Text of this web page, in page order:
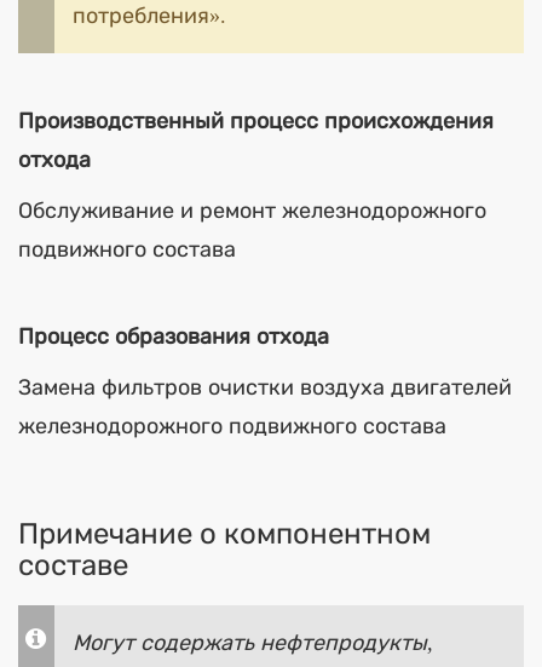
потребления».
Производственный процесс происхождения
отхода
Обслуживание и ремонт железнодорожного
подвижного состава
Процесс образования отхода
Замена фильтров очистки воздуха двигателей
железнодорожного подвижного состава
Примечание о компонентном
составе
Могут содержать нефтепродукты,